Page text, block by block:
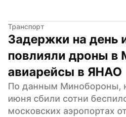
Транспорт
Задержки на день
повлияли дроны в
авиарейсы в ЯНАО
По данным Минобороны,
июня сбили сотни
московских аэропортах